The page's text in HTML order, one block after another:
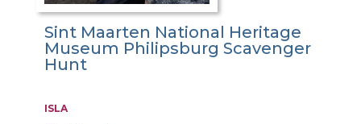
Sint Maarten National Heritage
Museum Philipsburg Scavenger
Hunt
ISLA